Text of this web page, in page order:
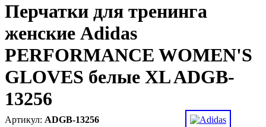
Перчатки для тренинга
женские Adidas
PERFORMANCE WOMEN'S
GLOVES белые XL ADGB-
13256
ADGB-13256